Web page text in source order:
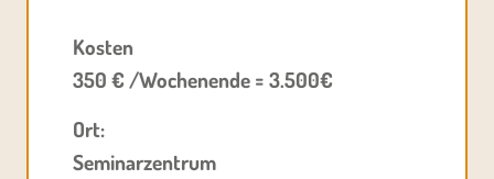
Kosten
350 € /Wochenende = 3.500€
Ort:
Seminarzentrum